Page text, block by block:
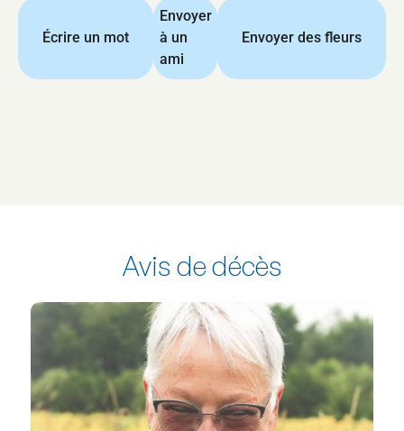
Écrire un mot
Envoyer
à un
ami
Envoyer des fleurs
Avis de décès